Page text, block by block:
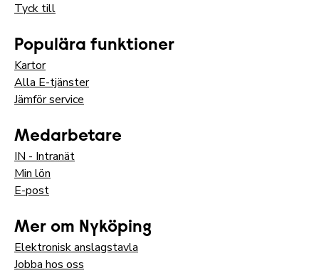
Tyck till
Populära funktioner
Kartor
Alla E-tjänster
Jämför service
Medarbetare
IN - Intranät
Min lön
E-post
Mer om Nyköping
Elektronisk anslagstavla
Jobba hos oss